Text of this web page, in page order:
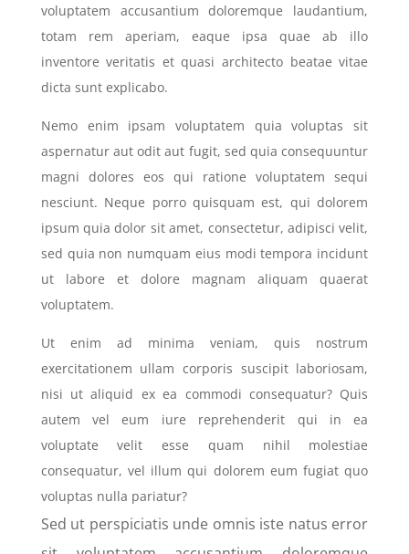
voluptatem accusantium doloremque laudantium,
totam rem aperiam, eaque ipsa quae ab illo
inventore veritatis et quasi architecto beatae vitae
dicta sunt explicabo.
Nemo enim ipsam voluptatem quia voluptas sit
aspernatur aut odit aut fugit, sed quia consequuntur
magni dolores eos qui ratione voluptatem sequi
nesciunt. Neque porro quisquam est, qui dolorem
ipsum quia dolor sit amet, consectetur, adipisci velit,
sed quia non numquam eius modi tempora incidunt
ut labore et dolore magnam aliquam quaerat
voluptatem.
Ut enim ad minima veniam, quis nostrum
exercitationem ullam corporis suscipit laboriosam,
nisi ut aliquid ex ea commodi consequatur? Quis
autem vel eum iure reprehenderit qui in ea
voluptate velit esse quam nihil molestiae
consequatur, vel illum qui dolorem eum fugiat quo
voluptas nulla pariatur?
Sed ut perspiciatis unde omnis iste natus error